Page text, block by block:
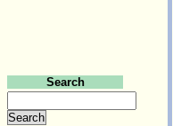
Search